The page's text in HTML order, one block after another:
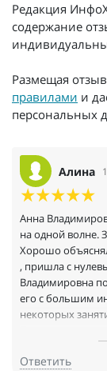
Редакция
содержание
Размещая
правилами и
персональных
Алина
Анна
на одной волне.
Хорошо
‚ пришла с
Владимировна
его с большим
некоторых
которого
прилагался
Ответить